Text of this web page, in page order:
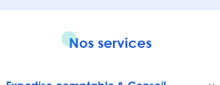
Nos services